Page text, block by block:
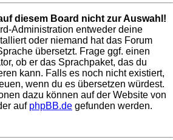
diesem Board nicht zur Auswahl!
Administration entweder deine
oder niemand hat das Forum
übersetzt. Frage ggf. einen
ob er das Sprachpaket, das du
kann. Falls es noch nicht existiert,
wenn du es übersetzen würdest.
dazu können auf der Website von
auf phpBB.de gefunden werden.